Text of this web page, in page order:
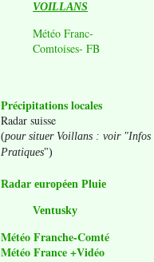
VOILLANS
Météo Franc-
Comtoises- FB
Précipitations locales
Radar suisse
(pour situer Voillans : voir "Infos
Pratiques")
Radar européen Pluie
Ventusky
Météo Franche-Comté
Météo France +Vidéo